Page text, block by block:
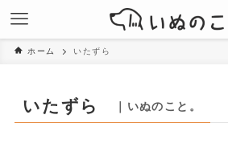
ホーム いたずら
いたずら ｜いぬのこと。